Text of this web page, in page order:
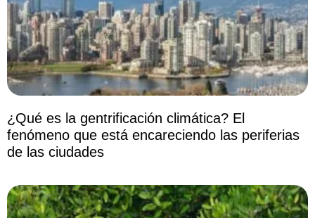
¿Qué es la gentrificación climática? El
fenómeno que está encareciendo las periferias
de las ciudades